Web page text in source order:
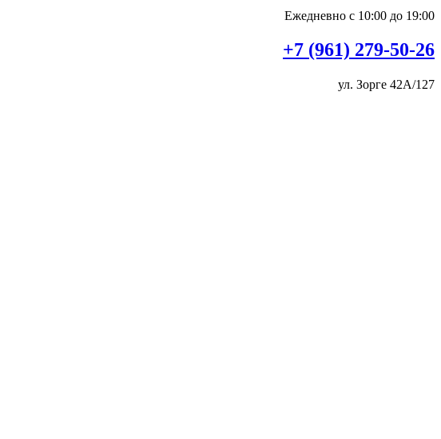
Ежедневно с 10:00 до 19:00
+7 (961) 279-50-26
ул. Зорге 42А/127